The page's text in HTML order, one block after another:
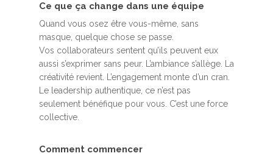
Ce que ça change dans une équipe
Quand vous osez être vous-même, sans
masque, quelque chose se passe.
Vos collaborateurs sentent qu’ils peuvent eux
aussi s’exprimer sans peur. L’ambiance s’allège. La
créativité revient. L’engagement monte d’un cran.
Le leadership authentique, ce n’est pas
seulement bénéfique pour vous. C’est une force
collective.
Comment commencer